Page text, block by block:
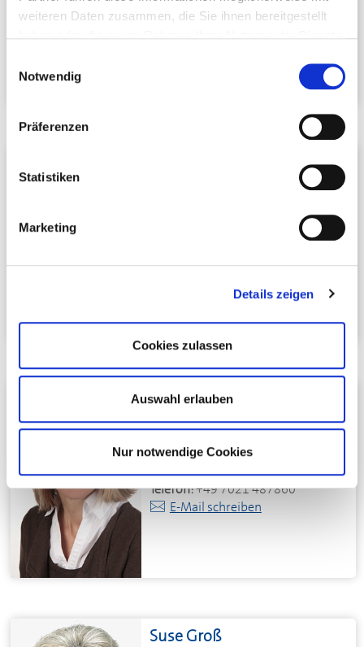
weiteren Daten zusammen, die Sie ihnen bereitgestellt
Notwendig
Präferenzen
Statistiken
Marketing
Details zeigen
Cookies zulassen
Auswahl erlauben
Nur notwendige Cookies
Telefon: +49 7021 487860
-Unternehmerinnen
Telefon:+49 7161 32068
E-Mail schreiben
Christa Mangold
Stv.DEHOGA-Unternehmerinnen
Raunerstr. 48
73230 Kirchheim unter Teck
Telefon:+49 7021 487860
E-Mail schreiben
Suse Groß